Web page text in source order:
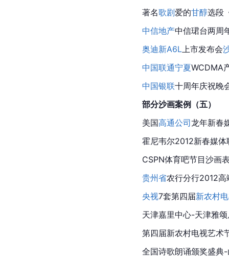
著名歌剧爱的甘醇选段
中信地产中信珺台两周
奥迪新A6L 上市发布会
中国联通宁夏WCDMA
中国银联十周年庆祝晚
部分沙画案例（五）
美国高通公司龙年新春
霍尼韦尔2012新春媒
CSPN体育吧节目沙画
贵州省农行分行2012
央视7套第四届新农村
天津嘉里中心-天津雅
第四届新农村电视艺术
全国诗歌朗诵颁奖盛典